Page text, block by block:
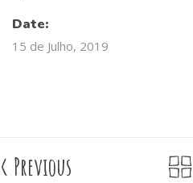
Date:
15 de Julho, 2019
< Previous